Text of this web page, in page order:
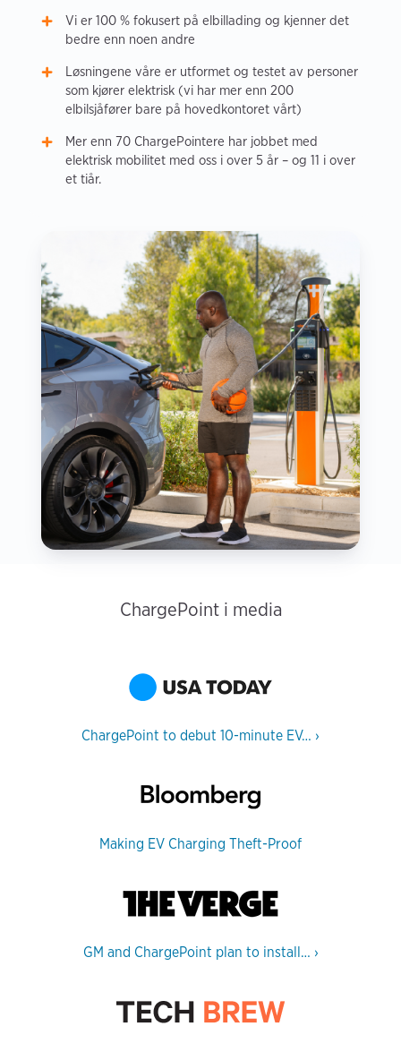
Vi er 100 % fokusert på elbillading og kjenner det
bedre enn noen andre
Løsningene våre er utformet og testet av personer
som kjører elektrisk (vi har mer enn 200
elbilsjåfører bare på hovedkontoret vårt)
Mer enn 70 ChargePointere har jobbet med
elektrisk mobilitet med oss i over 5 år – og 11 i over
et tiår.
ChargePoint i media
ChargePoint to debut 10-minute EV… ›
Making EV Charging Theft-Proof
GM and ChargePoint plan to install… ›